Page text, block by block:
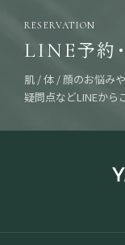
LINE予約
RESERVATION
肌 / 体 / 顔のお悩み
疑問点などLINEから